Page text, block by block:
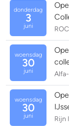
donderdag
3
juni
woensdag
30
juni
woensdag
30
juni Rijn